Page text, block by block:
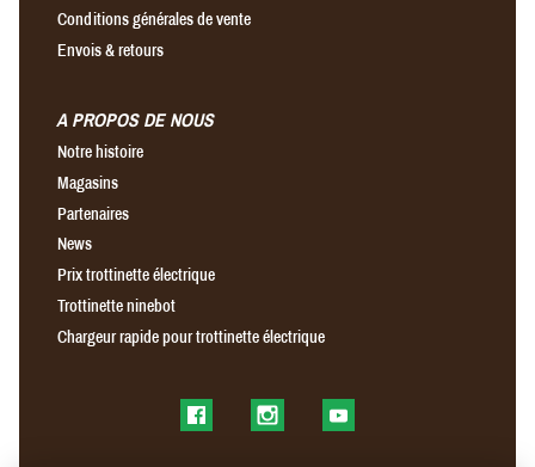
Conditions générales de vente
Envois & retours
A PROPOS DE NOUS
Notre histoire
Magasins
Partenaires
News
Prix trottinette électrique
Trottinette ninebot
Chargeur rapide pour trottinette électrique
Find us on FacebookFind us on InstagramFind us on YouTube